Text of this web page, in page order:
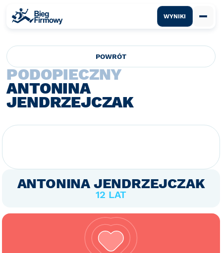
WYNIKI
POWRÓT
PODOPIECZNY
ANTONINA
JENDRZEJCZAK
ANTONINA JENDRZEJCZAK
12 LAT